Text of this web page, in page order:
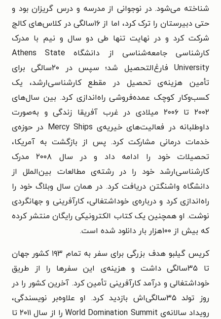
شناخته می‌شود. در نوجوانی از مدرسه و درس گریزان بود و
حتی دبیرستان را ترک کرد، اما از ۱۶سالگی در کلاس‌های کالج
شرکت کرد و در نهایت تنها طی دو سال و نیم با مدرک
کارشناسی جامعه‌شناسی از دانشگاه Athens State
University فارغ‌التحصیل شد؛ سپس در ۲۰سالگی برای
تأمین هزینه‌ی تحصیل در مقطع کارشناسی‌ارشد، یک
کسب‌وکار کوچک عمده‌فروشی راه‌اندازی کرد. بین سال‌های
۲۰۰۲ تا ۲۰۰۶ میلادی در غرب آفریقا زندگی و به‌صورت
داوطلبانه در فعالیت‌های خیریه‌ی Mercy Ships در حوزه‌ی
خدمات درمانی مشارکت کرد. پس از بازگشت به آمریکا،
تحصیلات خود را ادامه داد و در سال ۲۰۰۸ مدرک
کارشناسی‌ارشد خود را در رشته‌ی مطالعات بین‌الملل از
دانشگاه واشنگتن دریافت کرد. در همان سال وبلاگ خود را
راه‌اندازی کرد و درباره‌ی خوداشتغالی، کارآفرینی و جهانگردی
نوشت. او همچنین یک کتاب الکترونیکی رایگان منتشر کرده
که بیش از ۱۰۰هزار بار دانلود شده است.
کریس گیلبو هدف بزرگی برای سفر به تمام ۱۹۳ کشور جهان
تا ۳۵سالگی داشت و هزینه‌ی این سفرها را از طریق
خوداشتغالی و درآمد کارآفرینی تأمین کرد. آخرین کشور را در
روز تولد ۳۵سالگی‌اش بازدید کرد. او علاوه‌بر نویسندگی،
رویداد سالانه‌ی World Domination Summit را از سال ۲۰۱۱ تا